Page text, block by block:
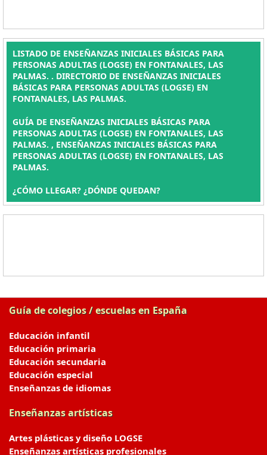
LISTADO DE ENSEÑANZAS INICIALES BÁSICAS PARA
PERSONAS ADULTAS (LOGSE) EN FONTANALES, LAS
PALMAS. . DIRECTORIO DE ENSEÑANZAS INICIALES
BÁSICAS PARA PERSONAS ADULTAS (LOGSE) EN
FONTANALES, LAS PALMAS.
GUÍA DE ENSEÑANZAS INICIALES BÁSICAS PARA
PERSONAS ADULTAS (LOGSE) EN FONTANALES, LAS
PALMAS. , ENSEÑANZAS INICIALES BÁSICAS PARA
PERSONAS ADULTAS (LOGSE) EN FONTANALES, LAS
PALMAS.
¿CÓMO LLEGAR? ¿DÓNDE QUEDAN?
Guía de colegios / escuelas en España
Educación infantil
Educación primaria
Educación secundaria
Educación especial
Enseñanzas de idiomas
Enseñanzas artísticas
Artes plásticas y diseño LOGSE
Enseñanzas artísticas profesionales